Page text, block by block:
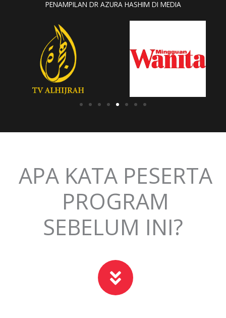
PENAMPILAN DR AZURA HASHIM DI MEDIA
APA KATA PESERTA
PROGRAM
SEBELUM INI?